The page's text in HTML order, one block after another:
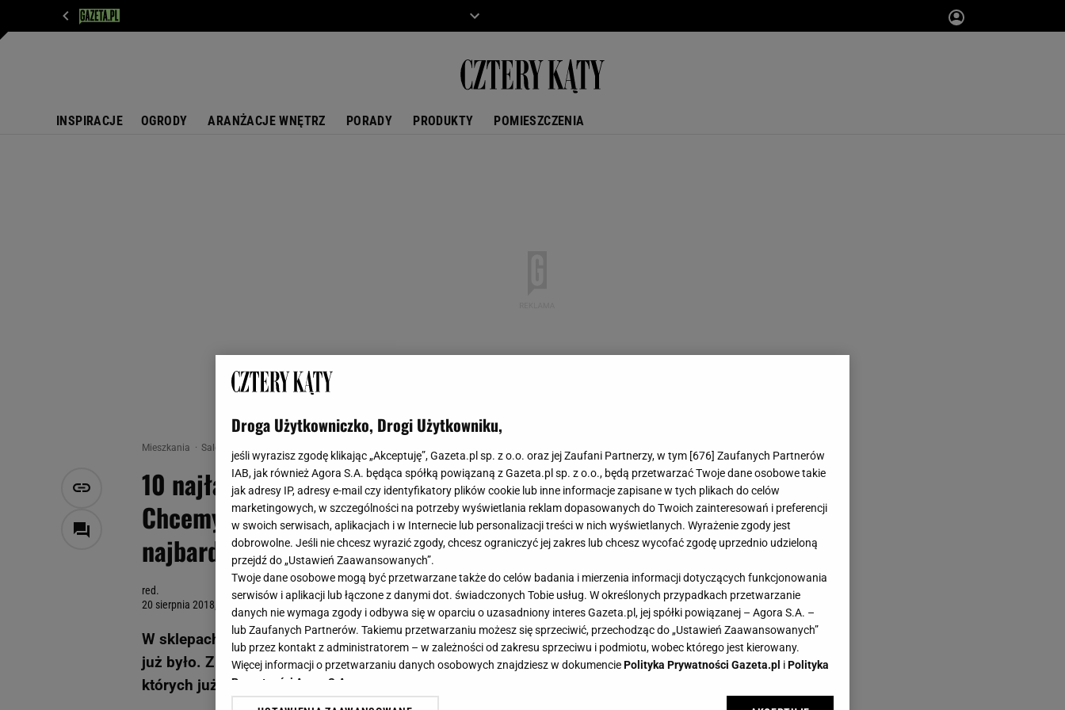
INSPIRACJE OGRODY ARANŻACJE WNĘTRZ PORADY PRODUKTY POMIESZCZENIA
Mieszkania Salon - aranżacje
10 najładniejszych produktów wycofanych z IKEA.
Chcemy, żeby wróciły. A które wam podobają się
najbardziej?
red.
20 sierpnia 2018, 11:13
W sklepach IKEA często pojawiają się nowe kolekcje. My jednak skupmy się na tym, co
już było. Znaleźliśmy dla was 10 najładniejszych produktów z długiej historii IKEA,
których już nie ma w sprzedaży.
Droga Użytkowniczko, Drogi Użytkowniku,
jeśli wyrazisz zgodę klikając „Akceptuję”, Gazeta.pl sp. z o.o. oraz jej Zaufani Partnerzy, w tym [676] Zaufanych Partnerów
IAB, jak również Agora S.A. będąca spółką powiązaną z Gazeta.pl sp. z o.o., będą przetwarzać Twoje dane osobowe takie
jak adresy IP, adresy e-mail czy identyfikatory plików cookie lub inne informacje zapisane w tych plikach do celów
marketingowych, w szczególności na potrzeby wyświetlania reklam dopasowanych do Twoich zainteresowań i preferencji
w swoich serwisach, aplikacjach i w Internecie lub personalizacji treści w nich wyświetlanych. Wyrażenie zgody jest
dobrowolne. Jeśli nie chcesz wyrazić zgody, chcesz ograniczyć jej zakres lub chcesz wycofać zgodę uprzednio udzieloną
przejdź do „Ustawień Zaawansowanych”.
Twoje dane osobowe mogą być przetwarzane także do celów badania i mierzenia informacji dotyczących funkcjonowania
serwisów i aplikacji lub łączone z danymi dot. świadczonych Tobie usług. W określonych przypadkach przetwarzanie
danych nie wymaga zgody i odbywa się w oparciu o uzasadniony interes Gazeta.pl, jej spółki powiązanej – Agora S.A. –
lub Zaufanych Partnerów. Takiemu przetwarzaniu możesz się sprzeciwić, przechodząc do „Ustawień Zaawansowanych”
lub przez kontakt z administratorem – w zależności od zakresu sprzeciwu i podmiotu, wobec którego jest kierowany.
Więcej informacji o przetwarzaniu danych osobowych znajdziesz w dokumenciePolityka Prywatności Gazeta.pl iPolityka
Prywatności Agora S.A.